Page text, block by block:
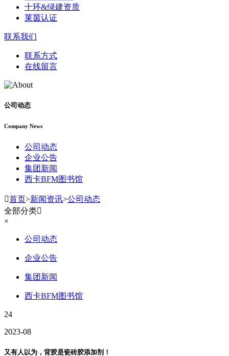
十环&绿建资质
莱茵认证
联系我们
联系方式
在线留言
公司动态
Company News
公司动态
企业公告
集团新闻
西卡BFM图书馆
首页>新闻资讯>公司动态
全部分类
×
公司动态
企业公告
集团新闻
西卡BFM图书馆
24
2023-08
又有人以为，背胶是瓷砖胶添加剂！